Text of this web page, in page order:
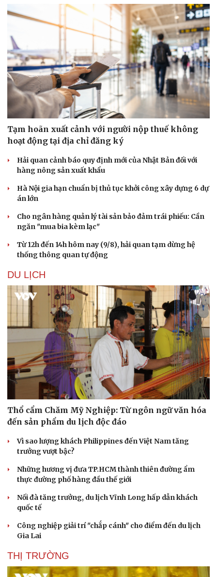
Tư vấn
Săn Tour
check-in
Podcast
Câu chuyện thời sự
Đọc truyện đêm khuya
Cửa sổ tình yêu
Hạt giống tâm hồn
Tạm hoãn xuất cảnh với người nộp thuế không
hoạt động tại địa chỉ đăng ký
Hải quan cảnh báo quy định mới của Nhật Bản đối với
hàng nông sản xuất khẩu
Hà Nội gia hạn chuẩn bị thủ tục khởi công xây dựng 6 dự
án lớn
Cho ngân hàng quản lý tài sản bảo đảm trái phiếu: Cần
ngăn "mua bia kèm lạc"
Từ 12h đến 14h hôm nay (9/8), hải quan tạm dừng hệ
thống thông quan tự động
DU LỊCH
Thổ cẩm Chăm Mỹ Nghiệp: Từ ngôn ngữ văn hóa
đến sản phẩm du lịch độc đáo
Vì sao lượng khách Philippines đến Việt Nam tăng
trưởng vượt bậc?
Những hương vị đưa TP.HCM thành thiên đường ẩm
thực đường phố hàng đầu thế giới
Nối đà tăng trưởng, du lịch Vĩnh Long hấp dẫn khách
quốc tế
Công nghiệp giải trí "chắp cánh" cho điểm đến du lịch
Gia Lai
THỊ TRƯỜNG